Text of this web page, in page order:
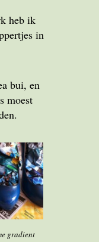
heb ik
in
bui, en
moest
gradient